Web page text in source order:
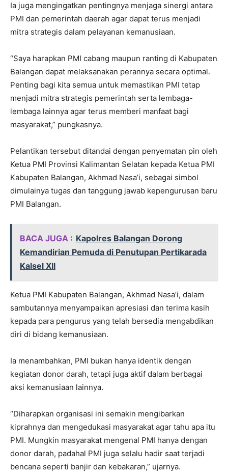
Ia juga mengingatkan pentingnya menjaga sinergi antara
PMI dan pemerintah daerah agar dapat terus menjadi
mitra strategis dalam pelayanan kemanusiaan.
“Saya harapkan PMI cabang maupun ranting di Kabupaten
Balangan dapat melaksanakan perannya secara optimal.
Penting bagi kita semua untuk memastikan PMI tetap
menjadi mitra strategis pemerintah serta lembaga-
lembaga lainnya agar terus memberi manfaat bagi
masyarakat,” pungkasnya.
Pelantikan tersebut ditandai dengan penyematan pin oleh
Ketua PMI Provinsi Kalimantan Selatan kepada Ketua PMI
Kabupaten Balangan, Akhmad Nasa’i, sebagai simbol
dimulainya tugas dan tanggung jawab kepengurusan baru
PMI Balangan.
BACA JUGA : Kapolres Balangan Dorong
Kemandirian Pemuda di Penutupan Pertikarada
Kalsel XII
Ketua PMI Kabupaten Balangan, Akhmad Nasa’i, dalam
sambutannya menyampaikan apresiasi dan terima kasih
kepada para pengurus yang telah bersedia mengabdikan
diri di bidang kemanusiaan.
Ia menambahkan, PMI bukan hanya identik dengan
kegiatan donor darah, tetapi juga aktif dalam berbagai
aksi kemanusiaan lainnya.
“Diharapkan organisasi ini semakin mengibarkan
kiprahnya dan mengedukasi masyarakat agar tahu apa itu
PMI. Mungkin masyarakat mengenal PMI hanya dengan
donor darah, padahal PMI juga selalu hadir saat terjadi
bencana seperti banjir dan kebakaran,” ujarnya.